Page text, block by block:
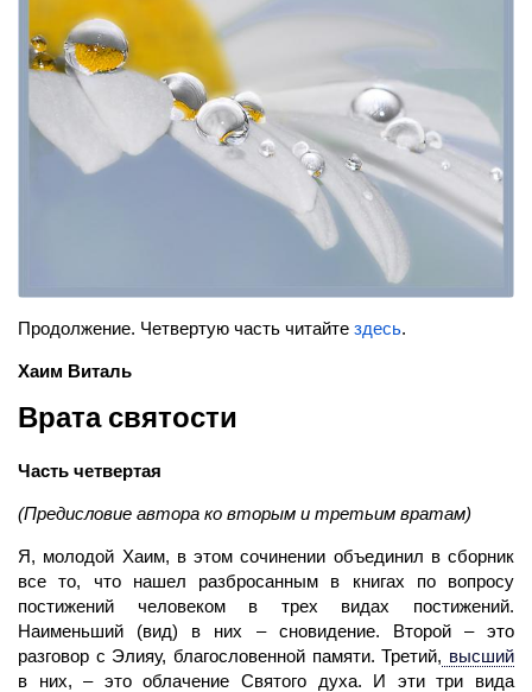
Продолжение. Четвертую часть читайте здесь.
Хаим Виталь
Врата святости
Часть четвертая
(Предисловие автора ко вторым и третьим вратам)
Я, молодой Хаим, в этом сочинении объединил в сборник
все то, что нашел разбросанным в книгах по вопросу
постижений человеком в трех видах постижений.
Наименьший (вид) в них – сновидение. Второй – это
разговор с Элияу, благословенной памяти. Третий, высший
в них, – это облачение Святого духа. И эти три вида